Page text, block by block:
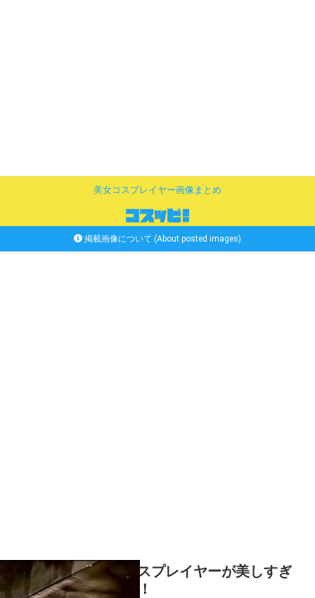
美女コスプレイヤー画像まとめ
掲載画像について (About posted images)
【画像】non 褐色コスプレイヤーが美しすぎ
るのでまとめてみた！